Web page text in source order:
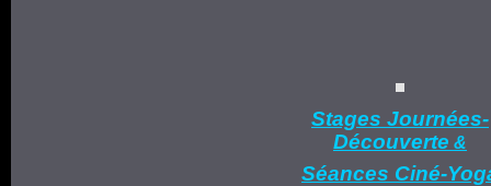
Stages Journées-
Découverte &
Séances Ciné-